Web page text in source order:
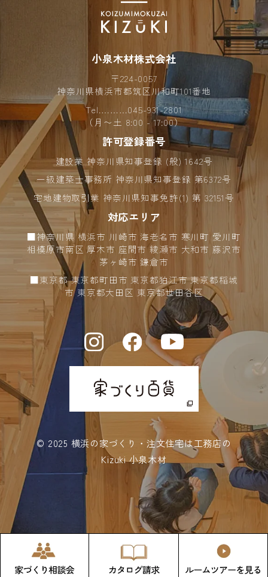
2024年08月 (4)
2024年07月 (4)
2024年06月 (6)
2024年05月 (6)
2024年04月 (10)
2024年03月 (2)
2024年02月 (5)
2024年01月 (9)
2023年12月 (8)
2023年11月 (4)
2023年10月 (5)
2023年09月 (3)
2023年08月 (6)
2023年07月 (6)
2023年06月 (8)
2023年05月 (5)
2023年04月 (10)
2023年03月 (10)
2023年02月 (11)
小泉木材株式会社
〒224-0057
神奈川県横浜市都筑区川和町101番地
Tel.………045-931-2801
（月〜土 8:00 - 17:00）
許可登録番号
建設業 神奈川県知事登録 (般) 1642号
一級建築士事務所 神奈川県知事登録 第6372号
宅地建物取引業 神奈川県知事免許(1) 第 32151号
対応エリア
■神奈川県 横浜市 川崎市 海老名市 寒川町 愛川町
相模原市南区 厚木市 座間市 綾瀬市 大和市 藤沢市
茅ヶ崎市 鎌倉市
■東京都 東京都町田市 東京都狛江市 東京都稲城
市 東京都大田区 東京都世田谷区
© 2025 横浜の家づくり・注文住宅は工務店の
Kizuki 小泉木材